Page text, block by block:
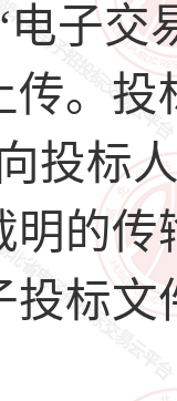
电子
传。
投标
明的
投标文